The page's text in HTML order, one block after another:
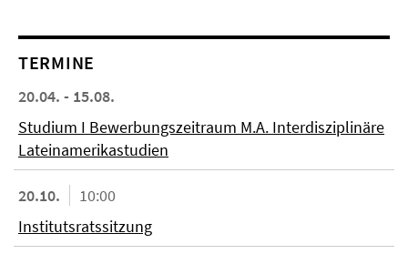
TERMINE
20.04. - 15.08.
Studium I Bewerbungszeitraum M.A. Interdisziplinäre
Lateinamerikastudien
20.10.
10:00
Institutsratssitzung